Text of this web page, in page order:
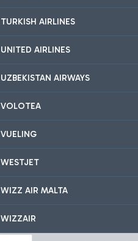
TURKISH AIRLINES
UNITED AIRLINES
UZBEKISTAN AIRWAYS
VOLOTEA
VUELING
WESTJET
WIZZ AIR MALTA
WIZZAIR